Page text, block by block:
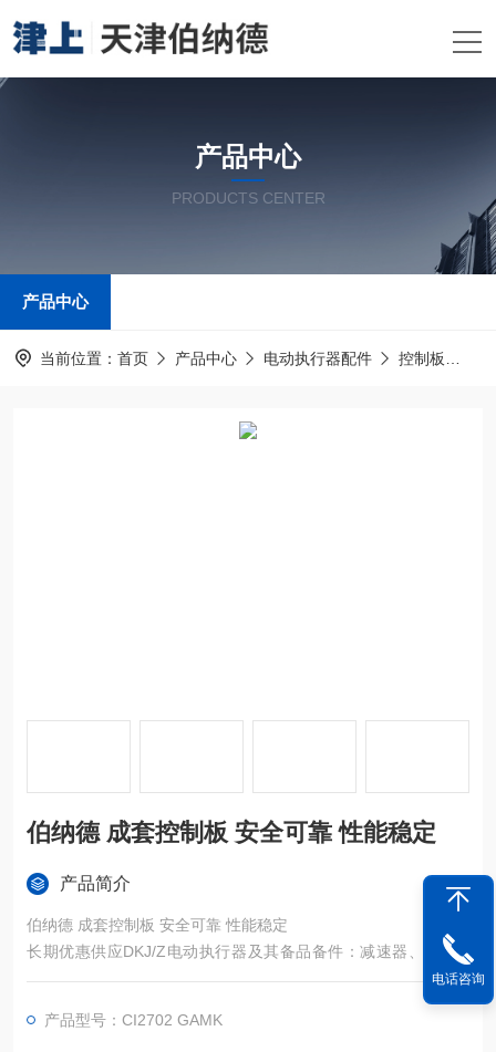
产品中心
PRODUCTS CENTER
产品中心
当前位置： 首页 产品中心 电动执行器配件 控制板
伯纳德 成套控制板 安全可靠 性能稳定
产品简介
伯纳德 成套控制板 安全可靠 性能稳定
长期优惠供应DKJ/Z电动执行器及其备品备件：减速器、DKJ电
机、一体化位发、一体化控制模块（DY-Z、SG-I）、电子定位器
（GAMX-2007、GAMX-2011）、位置发送器模块（WFM-P、W
F-01、WF-M、WF-130、WFM-01）、电位器等。
产品型号：CI2702 GAMK
电话咨询